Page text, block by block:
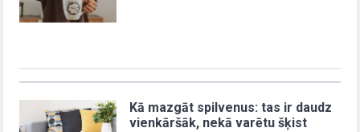
Kā mazgāt spilvenus: tas ir daudz
vienkāršāk, nekā varētu šķist